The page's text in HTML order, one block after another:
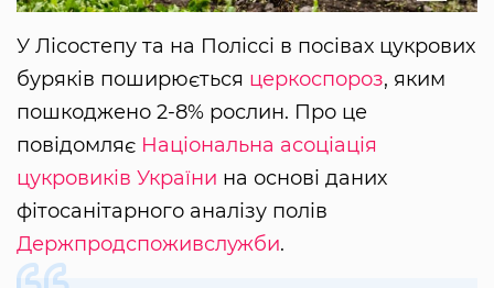
У Лісостепу та на Поліссі в посівах цукрових
буряків поширюється церкоспороз, яким
пошкоджено 2-8% рослин. Про це
повідомляє Національна асоціація
цукровиків України на основі даних
фітосанітарного аналізу полів
Держпродспоживслужби.